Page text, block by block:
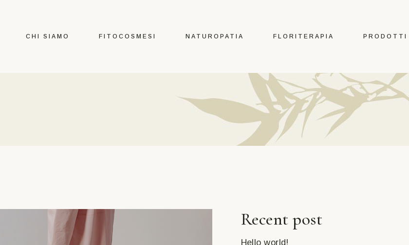
CHI SIAMO FITOCOSMESI NATUROPATIA FLORITERAPIA PRODOTTI
Erbe
Fiori di Bach e
Fiori di Bach e
Oli Essenziali
Estratti Idroalcolici
Tinte per capelli
Cura del Corpo
Recent post
Hello world!